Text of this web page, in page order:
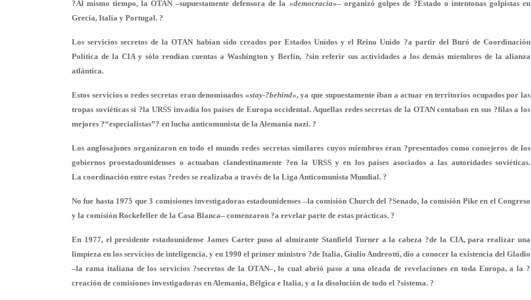
?Al mismo tiempo, la OTAN –supuestamente defensora de la «democracia»– organizó golpes de ?Estado o intentonas golpistas en
Grecia, Italia y Portugal. ?
Los servicios secretos de la OTAN habían sido creados por Estados Unidos y el Reino Unido ?a partir del Buró de Coordinación
Política de la CIA y sólo rendían cuentas a Washington y Berlín, ?sin referir sus actividades a los demás miembros de la alianza
atlántica.
Estos servicios o redes secretas eran denominados «stay-?behind», ya que supuestamente iban a actuar en territorios ocupados por las
tropas soviéticas si ?la URSS invadía los países de Europa occidental. Aquellas redes secretas de la OTAN contaban en sus ?filas a los
mejores ?“especialistas”? en lucha anticomunista de la Alemania nazi. ?
Los anglosajones organizaron en todo el mundo redes secretas similares cuyos miembros eran ?presentados como consejeros de los
gobiernos proestadounidenses o actuaban clandestinamente ?en la URSS y en los países asociados a las autoridades soviéticas.
La coordinación entre estas ?redes se realizaba a través de la Liga Anticomunista Mundial. ?
No fue hasta 1975 que 3 comisiones investigadoras estadounidenses –la comisión Church del ?Senado, la comisión Pike en el Congreso
y la comisión Rockefeller de la Casa Blanca– comenzaron ?a revelar parte de estas prácticas. ?
En 1977, el presidente estadounidense James Carter puso al almirante Stanfield Turner a la cabeza ?de la CIA, para realizar una
limpieza en los servicios de inteligencia, y en 1990 el primer ministro ?de Italia, Giulio Andreotti, dio a conocer la existencia del Gladio
–la rama italiana de los servicios ?secretos de la OTAN–, lo cual abrió paso a una oleada de revelaciones en toda Europa, a la ?
creación de comisiones investigadoras en Alemania, Bélgica e Italia, y a la disolución de todo el ?sistema. ?